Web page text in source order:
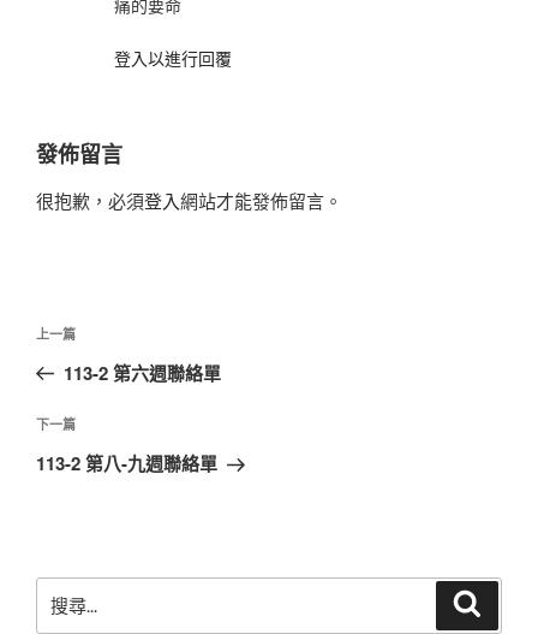
痛的要命
登入以進行回覆
發佈留言
很抱歉，必須登入網站才能發佈留言。
文
導
覽
上
一
文
章
上一篇
113-2 第六週聯絡單
下
一
下一篇
113-2 第八-九週聯絡單
尋